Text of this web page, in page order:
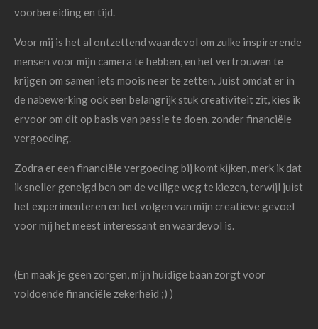
voorbereiding en tijd.
Voor mij is het al ontzettend waardevol om zulke inspirerende
mensen voor mijn camera te hebben, en het vertrouwen te
krijgen om samen iets moois neer te zetten. Juist omdat er in
de nabewerking ook een belangrijk stuk creativiteit zit, kies ik
ervoor om dit op basis van passie te doen, zonder financiële
vergoeding.
Zodra er een financiële vergoeding bij komt kijken, merk ik dat
ik sneller geneigd ben om de veilige weg te kiezen, terwijl juist
het experimenteren en het volgen van mijn creatieve gevoel
voor mij het meest interessant en waardevol is.
(En maak je geen zorgen, mijn huidige baan zorgt voor
voldoende financiële zekerheid ;) )